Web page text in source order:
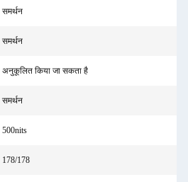
समर्थन
समर्थन
अनुकूलित किया जा सकता है
समर्थन
500nits
178/178